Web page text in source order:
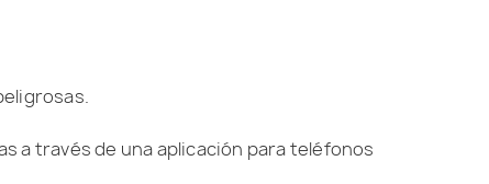
a través de una aplicación para teléfonos